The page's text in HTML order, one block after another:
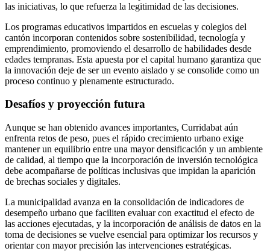
las iniciativas, lo que refuerza la legitimidad de las decisiones.
Los programas educativos impartidos en escuelas y colegios del
cantón incorporan contenidos sobre sostenibilidad, tecnología y
emprendimiento, promoviendo el desarrollo de habilidades desde
edades tempranas. Esta apuesta por el capital humano garantiza que
la innovación deje de ser un evento aislado y se consolide como un
proceso continuo y plenamente estructurado.
Desafíos y proyección futura
Aunque se han obtenido avances importantes, Curridabat aún
enfrenta retos de peso, pues el rápido crecimiento urbano exige
mantener un equilibrio entre una mayor densificación y un ambiente
de calidad, al tiempo que la incorporación de inversión tecnológica
debe acompañarse de políticas inclusivas que impidan la aparición
de brechas sociales y digitales.
La municipalidad avanza en la consolidación de indicadores de
desempeño urbano que faciliten evaluar con exactitud el efecto de
las acciones ejecutadas, y la incorporación de análisis de datos en la
toma de decisiones se vuelve esencial para optimizar los recursos y
orientar con mayor precisión las intervenciones estratégicas.